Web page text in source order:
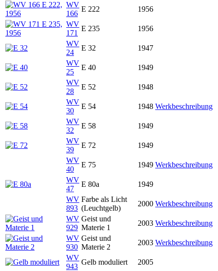
WV
166
E 222
1956
WV
171
E 235
1956
WV
24
E 32
1947
WV
25
E 40
1949
WV
28
E 52
1948
WV
30
E 54 1948 Werkbeschreibung
WV
32
E 58
1949
WV
39
E 72
1949
WV
40
E 75 1949 Werkbeschreibung
WV
47
E 80a
1949
WV
893
Farbe als Licht
(Leuchtgelb)
2000 Werkbeschreibung
WV
929
Geist und
Materie 1
2003 Werkbeschreibung
WV
930
Geist und
Materie 2
2003 Werkbeschreibung
WV
943
Gelb moduliert
2005